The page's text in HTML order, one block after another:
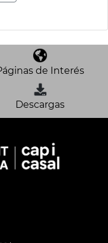
de Interés
Descargas